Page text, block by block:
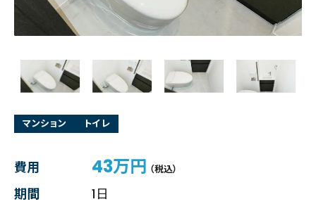
マンション トイレ
費用 43万円 （税込）
期間
1日